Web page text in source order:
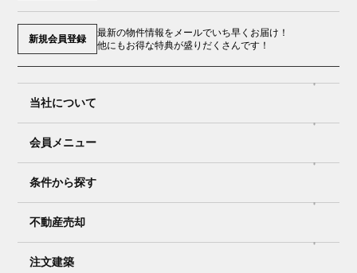
新規会員登録
最新の物件情報をメールでいち早くお届け！
他にもお得な特典が盛りだくさんです！
当社について
会員メニュー
条件から探す
不動産売却
注文建築